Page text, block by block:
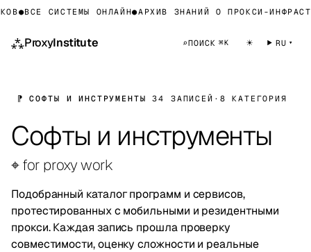
ВСЕ СИСТЕМЫ ОНЛАЙН●АРХИВ ЗНАНИЙ О ПРОКСИ-
⁂ProxyInstitute ⌕ПОИСК ⌘K ☀ RU
⁋ СОФТЫ И ИНСТРУМЕНТЫ 34 ЗАПИСЕЙ · 8 КАТЕГОРИЯ
Софты и инструменты
⌖ for proxy work
Подобранный каталог программ и сервисов,
протестированных с мобильными и резидентными
прокси. Каждая запись прошла проверку
совместимости, оценку сложности и реальные